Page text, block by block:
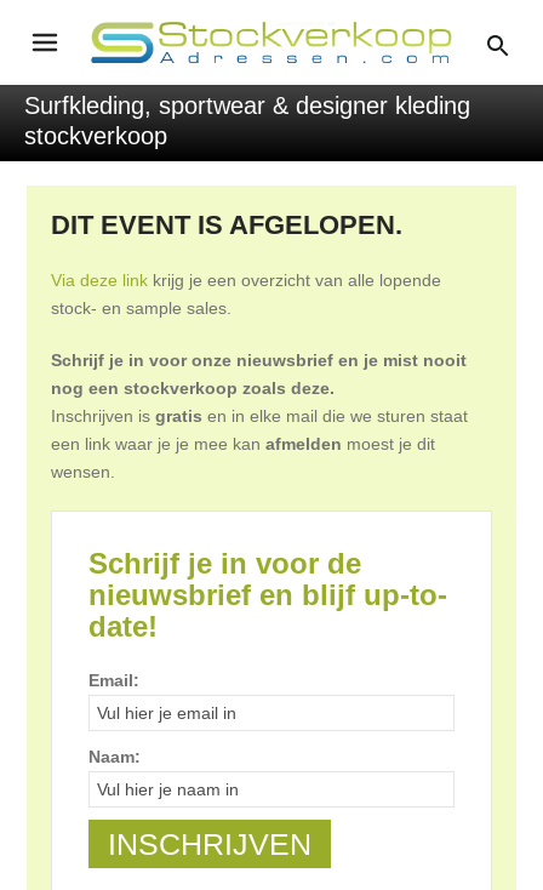
Surfkleding, sportwear & designer kleding
stockverkoop
DIT EVENT IS AFGELOPEN.
Via deze link krijg je een overzicht van alle lopende
stock- en sample sales.
Schrijf je in voor onze nieuwsbrief en je mist nooit
nog een stockverkoop zoals deze.
Inschrijven isgratis en in elke mail die we sturen staat
een link waar je je mee kanafmelden moest je dit
wensen.
Schrijf je in voor de
nieuwsbrief en blijf up-to-
date!
Email:
Naam: